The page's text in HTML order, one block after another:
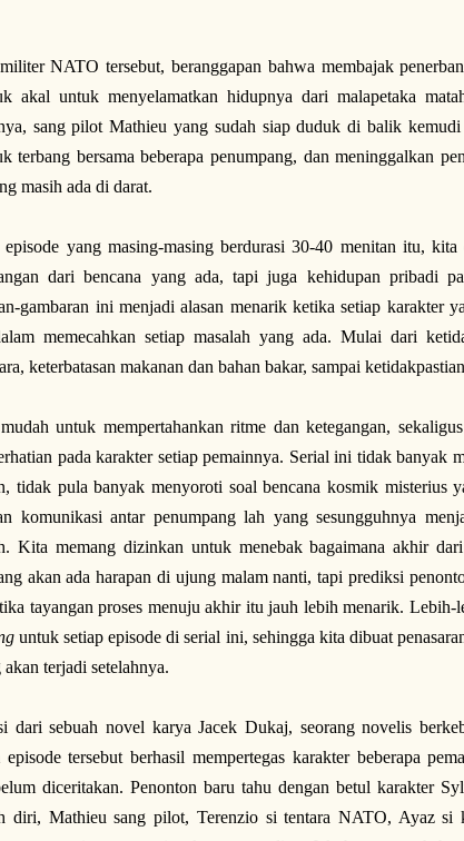
NATO tersebut, beranggapan bahwa membajak
akal untuk menyelamatkan hidupnya dari malapetaka
sang pilot Mathieu yang sudah siap duduk di balik kemudi
terbang bersama beberapa penumpang, dan meninggalkan
masih ada di darat.
episode yang masing-masing berdurasi 30-40 menitan itu,
dari bencana yang ada, tapi juga kehidupan pribadi
gambaran ini menjadi alasan menarik ketika setiap karakter
memecahkan setiap masalah yang ada. Mulai dari
keterbatasan makanan dan bahan bakar, sampai
untuk mempertahankan ritme dan ketegangan,
pada karakter setiap pemainnya. Serial ini tidak banyak
tidak pula banyak menyoroti soal bencana kosmik misterius
komunikasi antar penumpang lah yang sesungguhnya
Kita memang dizinkan untuk menebak bagaimana akhir
akan ada harapan di ujung malam nanti, tapi prediksi
tayangan proses menuju akhir itu jauh lebih menarik. Lebih-
untuk setiap episode di serial ini, sehingga kita dibuat
terjadi setelahnya.
dari sebuah novel karya Jacek Dukaj, seorang novelis
tersebut berhasil mempertegas karakter beberapa
diceritakan. Penonton baru tahu dengan betul karakter
diri, Mathieu sang pilot, Terenzio si tentara NATO, Ayaz si